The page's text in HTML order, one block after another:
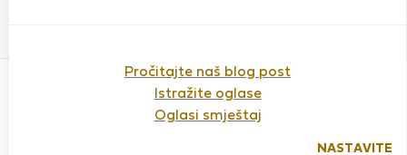
Pročitajte naš blog post
Istražite oglase
Oglasi smještaj
NASTAVITE
Povjerenje & Sigurnost
Visoka razina sigurnosti za stanare zahvaljujući StayProtection
Naš ugled raste zahvaljujući iskustvima mnogih zadovoljnih